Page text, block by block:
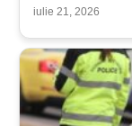
iulie 21, 2026